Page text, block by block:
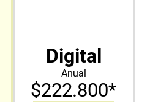
Digital
Anual
$222.800*